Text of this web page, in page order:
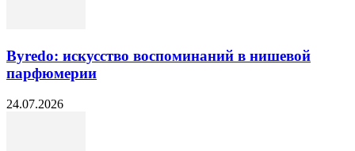
Byredo: искусство воспоминаний в нишевой
парфюмерии
24.07.2026